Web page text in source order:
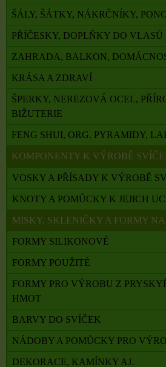
ŠÁLY, ŠÁTKY, NÁKRČNÍKY,
PŘÍČESKY, DOPLŇKY DO VLASŮ
ZAHRADA, BALKON,
KRÁSA A ZDRAVÍ
ŠPERKY, NEREZOVÁ OCEL,
BIŽUTERIE
FENG SHUI, ORG. PYRAMIDY,
KOMPONENTY K VÝROBĚ
VOSKY A PŘÍSADY K VÝROBĚ
KNOTY A POMŮCKY K JEJICH
MISKY, SKLENIČKY A FORMY
FORMY SILIKONOVÉ
FORMY POUŽITÉ
FORMY PRO VÝROBU Z
HMOT
BARVY DO SVÍČEK
NÁDOBY A POMŮCKY PRO
DEKORACE, KAMÍNKY AJ.